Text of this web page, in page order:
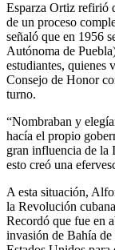
Esparza Ortiz refirió
de un proceso
señaló que en 1956
Autónoma de
estudiantes, quienes
Consejo de Honor
turno.
“Nombraban y
hacía el propio
gran influencia de la
esto creó una
A esta situación,
la Revolución
Recordó que fue en
invasión de Bahía